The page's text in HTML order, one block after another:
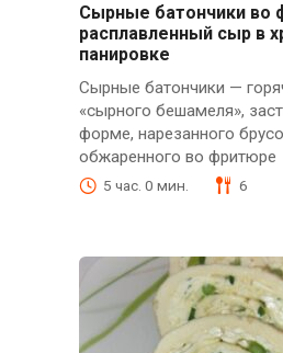
Сырные батончики во
расплавленный сыр в
панировке
Сырные батончики —
«сырного бешамеля»,
форме, нарезанного
обжаренного во фритюре
5 час. 0 мин. 6